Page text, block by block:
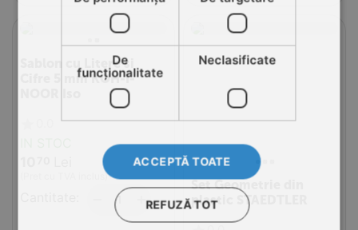
Sablon cu Litere si
Cifre 5 mm KOH-I-
(Pret cu TVA inclus)
Set Geometrie din
plastic STAEDTLER
De
funcţionalitate
Neclasificate
ACCEPTĂ TOATE
REFUZĂ TOT